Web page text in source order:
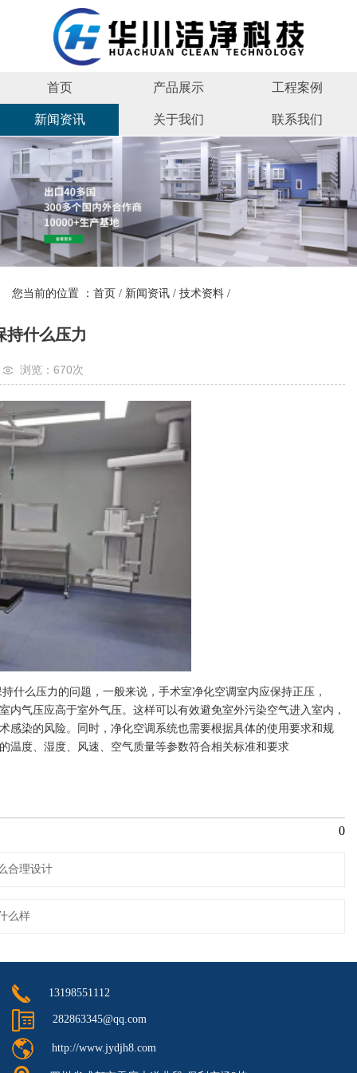
首页 产品展示 工程案例
新闻资讯 关于我们 联系我们
您当前的位置 ： 首页 / 新闻资讯 / 技术资料 /
持什么压力
浏览：670次
什么压力的问题，一般来说，手术室净化空调室内应保持正压，
内气压应高于室外气压。这样可以有效避免室外污染空气进入室内，
感染的风险。同时，净化空调系统也需要根据具体的使用要求和规
温度、湿度、风速、空气质量等参数符合相关标准和要求
0
合理设计
么样
13198551112
282863345@qq.com
http://www.jydjh8.com